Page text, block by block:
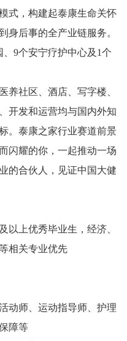
式，构建起泰康⽣命关怀
⾝后事的全产业链服务。
、9个安宁疗护中⼼及1个
养社区、酒店、写字楼、
开发和运营均与国内外知
。泰康之家⾏业赛道前景
闪耀的你，⼀起推动⼀场
的合伙⼈，⻅证中国⼤健
以上优秀毕业⽣，经济、
相关专业优先
动师、运动指导师、护理
障等